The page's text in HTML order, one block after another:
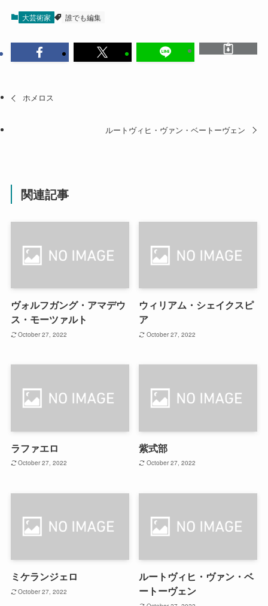
大芸術家 誰でも編集
ホメロス
ルートヴィヒ・ヴァン・ベートーヴェン
関連記事
ヴォルフガング・アマデウ
ス・モーツァルト
October 27, 2022
ウィリアム・シェイクスピ
ア
October 27, 2022
ラファエロ
October 27, 2022
紫式部
October 27, 2022
ミケランジェロ
October 27, 2022
ルートヴィヒ・ヴァン・ベ
ートーヴェン